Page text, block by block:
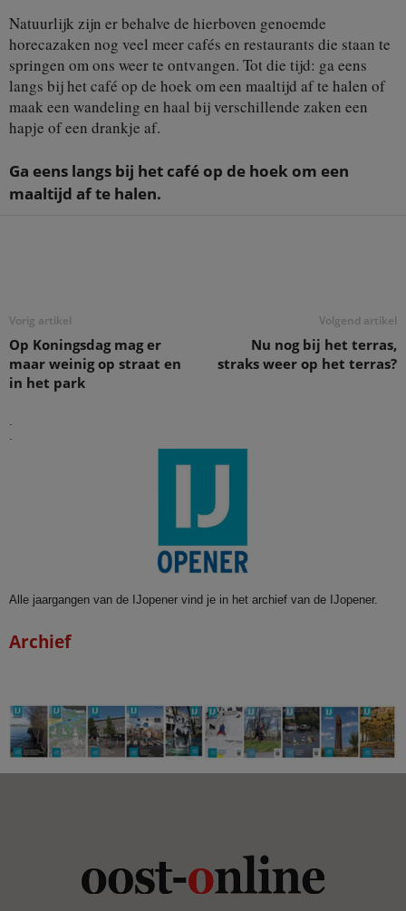
Natuurlijk zijn er behalve de hierboven genoemde
horecazaken nog veel meer cafés en restaurants die staan te
springen om ons weer te ontvangen. Tot die tijd: ga eens
langs bij het café op de hoek om een maaltijd af te halen of
maak een wandeling en haal bij verschillende zaken een
hapje of een drankje af.
Ga eens langs bij het café op de hoek om een
maaltijd af te halen.
Vorig artikel
Op Koningsdag mag er
maar weinig op straat en
in het park
Volgend artikel
Nu nog bij het terras,
straks weer op het terras?
Alle jaargangen van de IJopener vind je in het archief van de IJopener.
Archief